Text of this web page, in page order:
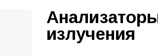
излучения